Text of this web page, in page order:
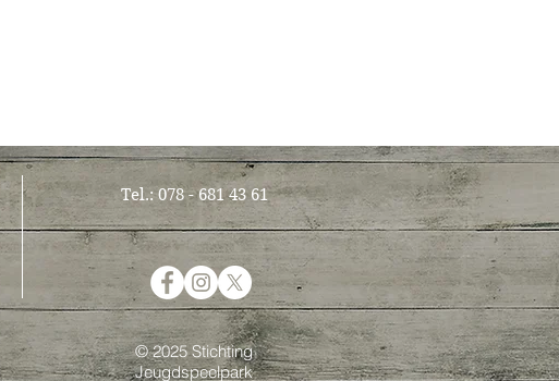
Tel.: 078 - 681 43 61
© 2025 Stichting
Jeugdspeelpark